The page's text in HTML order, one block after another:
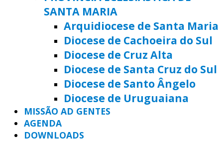
SANTA MARIA
Arquidiocese de Santa Maria
Diocese de Cachoeira do Sul
Diocese de Cruz Alta
Diocese de Santa Cruz do Sul
Diocese de Santo Ângelo
Diocese de Uruguaiana
MISSÃO AD GENTES
AGENDA
DOWNLOADS